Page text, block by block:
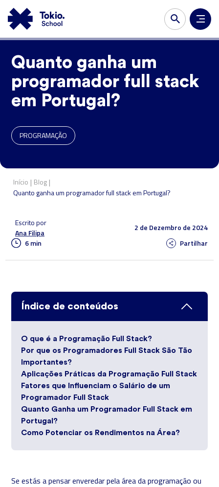
Quanto ganha um
programador full stack
em Portugal?
PROGRAMAÇÃO
Início | Blog |
Quanto ganha um programador full stack em Portugal?
Escrito por
Ana Filipa
2 de Dezembro de 2024
6 min
Partilhar
Índice de conteúdos
O que é a Programação Full Stack?
Por que os Programadores Full Stack São Tão
Importantes?
Aplicações Práticas da Programação Full Stack
Fatores que Influenciam o Salário de um
Programador Full Stack
Quanto Ganha um Programador Full Stack em
Portugal?
Como Potenciar os Rendimentos na Área?
Se estás a pensar enveredar pela área da programação ou